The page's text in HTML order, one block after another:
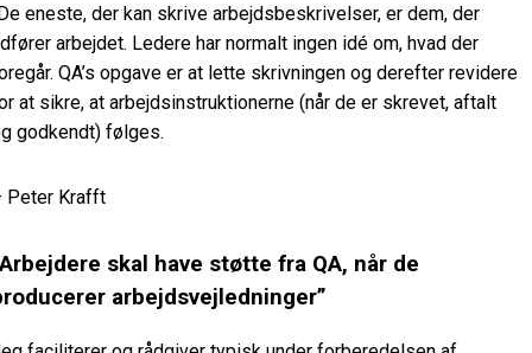
eneste, der kan skrive arbejdsbeskrivelser, er dem, der
arbejdet. Ledere har normalt ingen idé om, hvad der
QA’s opgave er at lette skrivningen og derefter revidere
at sikre, at arbejdsinstruktionerne (når de er skrevet, aftalt
godkendt) følges.
Peter Krafft
skal have støtte fra QA, når de
arbejdsvejledninger”